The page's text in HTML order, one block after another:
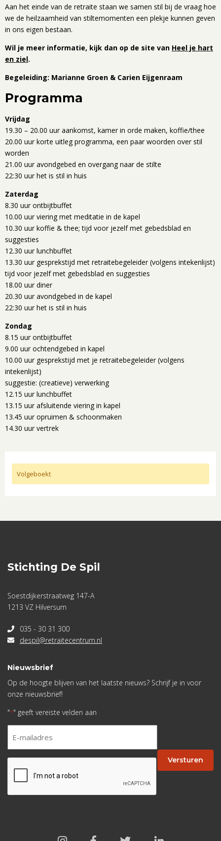
Aan het einde van de retraite staan we samen stil bij de vraag hoe
we de heilzaamheid van stiltemomenten een plekje kunnen geven
in ons eigen bestaan.
Wil je meer informatie, kijk dan op de site van Heel je hart
en ziel.
Begeleiding: Marianne Groen & Carien Eijgenraam
Programma
Vrijdag
19.30 – 20.00 uur aankomst, kamer in orde maken, koffie/thee
20.00 uur korte uitleg programma, een paar woorden over stil
worden
21.00 uur avondgebed en overgang naar de stilte
22:30 uur het is stil in huis
Zaterdag
8.30 uur ontbijtbuffet
10.00 uur viering met meditatie in de kapel
10.30 uur koffie & thee; tijd voor jezelf met gebedsblad en
suggesties
12.30 uur lunchbuffet
13.30 uur gesprekstijd met retraitebegeleider (volgens intekenlijst)
tijd voor jezelf met gebedsblad en suggesties
18.00 uur diner
20.30 uur avondgebed in de kapel
22:30 uur het is stil in huis
Zondag
8.15 uur ontbijtbuffet
9.00 uur ochtendgebed in kapel
10.00 uur gesprekstijd met je retraitebegeleider (volgens
intekenlijst)
suggestie: (creatieve) verwerking
12.15 uur lunchbuffet
13.15 uur afsluitende viering in kapel
13.45 uur opruimen & schoonmaken
14.30 uur vertrek
Volgeboekt
Stichting De Spil
Soestdijkerstraatweg 147-A
1213 VZ Hilversum
035 - 30 31 300
despil@retraitecentrum.nl
Nieuwsbrief
Op de hoogte blijven van het laatste nieuws? Schrijf je in voor
onze nieuwsbrief!
"*" geeft vereiste velden aan
* Versturen